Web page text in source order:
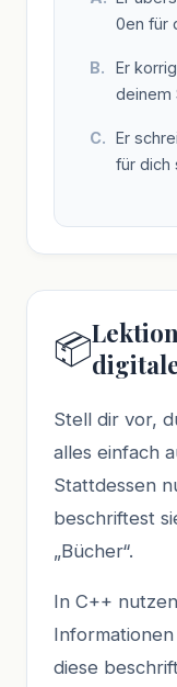
0en für
Er
deinem
Er
für dich
📦
Stell dir vor,
alles einfach
Stattdessen
beschriftest
„Bücher“.
In C++
diese